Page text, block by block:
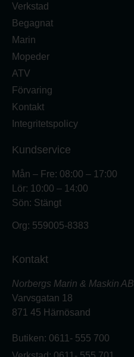
Verkstad
Begagnat
Marin
Mopeder
ATV
Förvaring
Kontakt
Integritetspolicy
Kundservice
Mån – Fre: 08:00 – 17:00
Lör: 10:00 – 14:00
Sön: Stängt
Org: 559005-8383
Kontakt
Norbergs Marin & Maskin AB
Varvsgatan 18
871 45 Härnösand
Butiken: 0611- 555 700